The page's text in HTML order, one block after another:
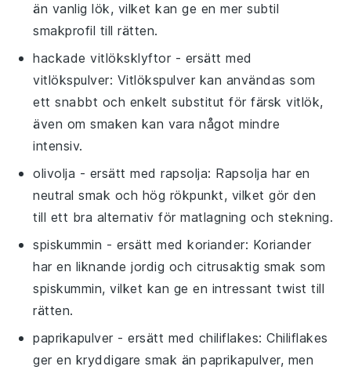
än vanlig lök, vilket kan ge en mer subtil
smakprofil till rätten.
hackade vitlöksklyftor - ersätt med
vitlökspulver: Vitlökspulver kan användas som
ett snabbt och enkelt substitut för färsk vitlök,
även om smaken kan vara något mindre
intensiv.
olivolja - ersätt medrapsolja: Rapsolja har en
neutral smak och hög rökpunkt, vilket gör den
till ett bra alternativ för matlagning och stekning.
spiskummin - ersätt medkoriander: Koriander
har en liknande jordig och citrusaktig smak som
spiskummin, vilket kan ge en intressant twist till
rätten.
paprikapulver - ersätt med chiliflakes: Chiliflakes
ger en kryddigare smak än paprikapulver, men